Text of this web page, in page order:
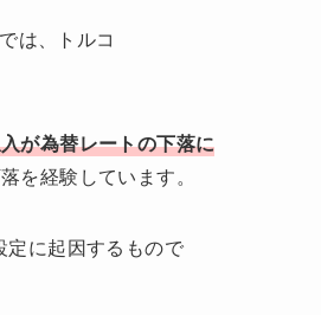
は、トルコ
が為替レートの下落に
を経験しています。
定に起因するもので